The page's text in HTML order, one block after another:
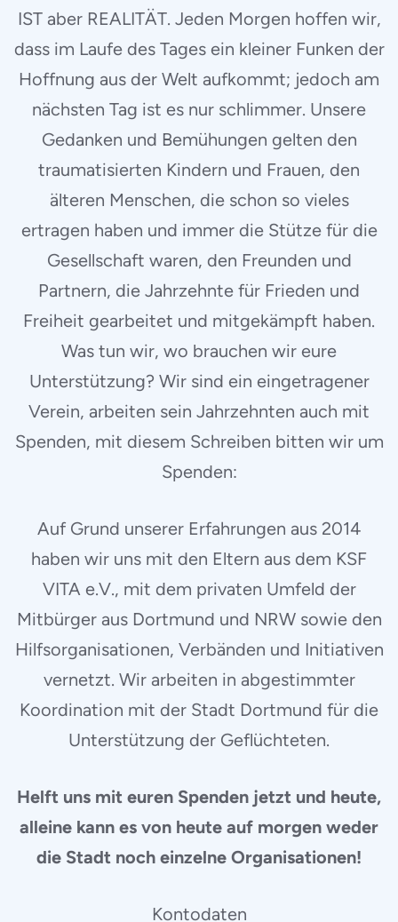
IST aber REALITÄT. Jeden Morgen hoffen wir,
dass im Laufe des Tages ein kleiner Funken der
Hoffnung aus der Welt aufkommt; jedoch am
nächsten Tag ist es nur schlimmer. Unsere
Gedanken und Bemühungen gelten den
traumatisierten Kindern und Frauen, den
älteren Menschen, die schon so vieles
ertragen haben und immer die Stütze für die
Gesellschaft waren, den Freunden und
Partnern, die Jahrzehnte für Frieden und
Freiheit gearbeitet und mitgekämpft haben.
Was tun wir, wo brauchen wir eure
Unterstützung? Wir sind ein eingetragener
Verein, arbeiten sein Jahrzehnten auch mit
Spenden, mit diesem Schreiben bitten wir um
Spenden:
Auf Grund unserer Erfahrungen aus 2014
haben wir uns mit den Eltern aus dem KSF
VITA e.V., mit dem privaten Umfeld der
Mitbürger aus Dortmund und NRW sowie den
Hilfsorganisationen, Verbänden und Initiativen
vernetzt. Wir arbeiten in abgestimmter
Koordination mit der Stadt Dortmund für die
Unterstützung der Geflüchteten.
Helft uns mit euren Spenden jetzt und heute,
alleine kann es von heute auf morgen weder
die Stadt noch einzelne Organisationen!
Kontodaten